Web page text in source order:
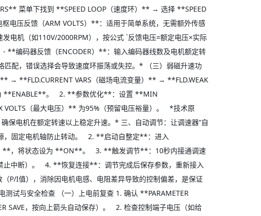
菜单下找到 **SPEED LOOP（速度环）** → 选择 **SPEED
压反馈（ARM VOLTS）**：适用于简单系统，无需额外传感
机（如110V/2000RPM），按公式 `反馈电压=额定电压×实际
编码器反馈（ENCODER）**：输入编码器线数及电机额定转
配，错误选择会导致速度环振荡或失控。* （三）弱磁升速功
→ **FLD.CURRENT VARS（磁场电流变量）** → **FLD.WEAK
**ENABLE**。 2. **参数优化**：设置 **MIN
VOLTS（最大电压）** 为95%（预留电压裕量）。 *技术原
保电机在额定转速以上稳定升速。* 三、自动调节：让调速器“自
，固定电机轴防止转动。 2. **启动自整定**：进入
**，将状态设为 **ON**。 3. **触发调节**：10秒内接通调速
中断）。 4. **恢复连接**：调节完成后保存参数，重新接入
P/I值），消除因电机电感、电阻差异导致的控制偏差，是保证
试与安全检查 （一）上电前复查 1. 确认 **PARAMETER
SAVE，按向上箭头自动保存）。 2. 检查控制端子电压（如给